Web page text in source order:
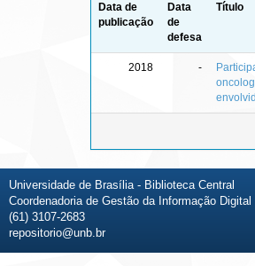
Data de
publicação
Data
de
defesa
Título
2018 -
Universidade de Brasília - Biblioteca Central
Coordenadoria de Gestão da Informação Digital
(61) 3107-2683
repositorio@unb.br